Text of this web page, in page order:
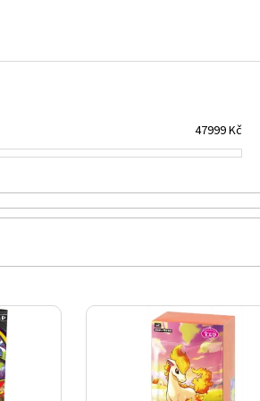
47999Kč